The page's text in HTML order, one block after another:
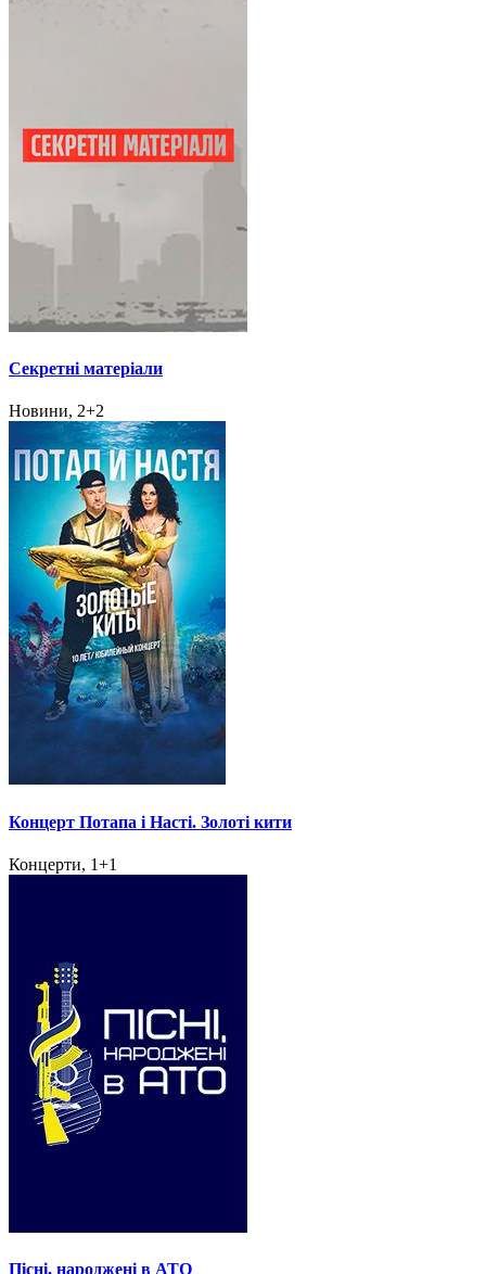
Секретні матеріали
Новини, 2+2
Концерт Потапа і Насті. Золоті кити
Концерти, 1+1
Пісні, народжені в АТО